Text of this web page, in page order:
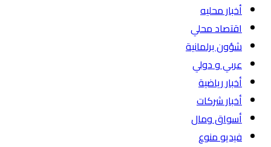
أخبار محليه
اقتصاد محلي
شؤون برلمانية
عربي و دولي
أخبار رياضية
أخبار شركات
أسواق ومال
فيديو منوع